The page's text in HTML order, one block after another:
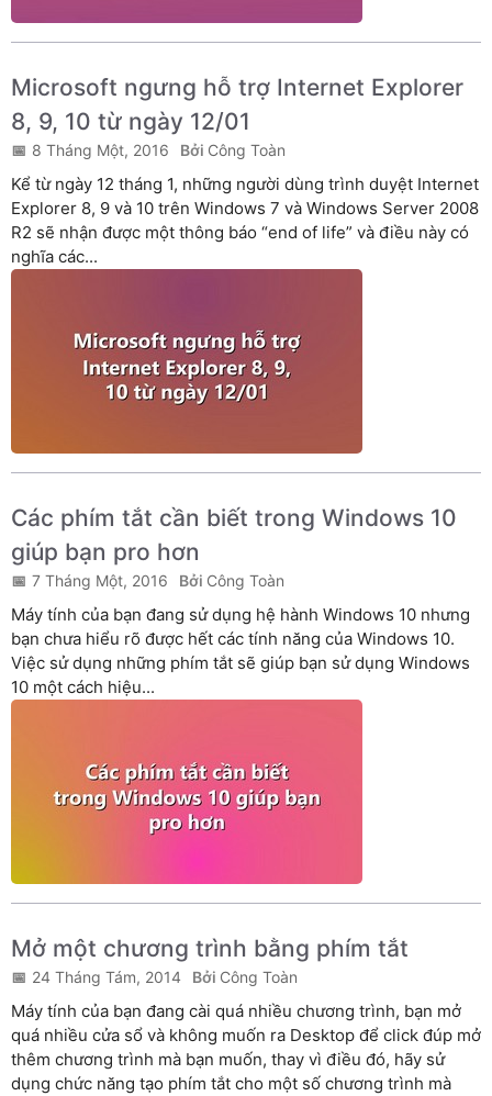
Microsoft ngưng hỗ trợ Internet Explorer
8, 9, 10 từ ngày 12/01
8 Tháng Một, 2016 Công Toàn
Kể từ ngày 12 tháng 1, những người dùng trình duyệt Internet
Explorer 8, 9 và 10 trên Windows 7 và Windows Server 2008
R2 sẽ nhận được một thông báo “end of life” và điều này có
nghĩa các...
Các phím tắt cần biết trong Windows 10
giúp bạn pro hơn
7 Tháng Một, 2016 Công Toàn
Máy tính của bạn đang sử dụng hệ hành Windows 10 nhưng
bạn chưa hiểu rõ được hết các tính năng của Windows 10.
Việc sử dụng những phím tắt sẽ giúp bạn sử dụng Windows
10 một cách hiệu...
Mở một chương trình bằng phím tắt
24 Tháng Tám, 2014 Công Toàn
Máy tính của bạn đang cài quá nhiều chương trình, bạn mở
quá nhiều cửa sổ và không muốn ra Desktop để click đúp mở
thêm chương trình mà bạn muốn, thay vì điều đó, hãy sử
dụng chức năng tạo phím tắt cho một số chương trình mà